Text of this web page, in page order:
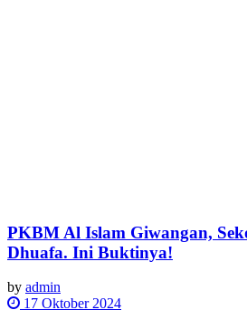
PKBM Al Islam Giwangan,
Dhuafa. Ini Buktinya!
by admin
17 Oktober 2024